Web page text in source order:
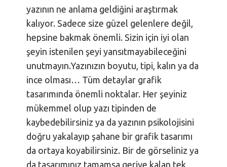
yazının ne anlama geldiğini araştırmak
kalıyor. Sadece size güzel gelenlere değil,
hepsine bakmak önemli. Sizin için iyi olan
şeyin istenilen şeyi yansıtmayabileceğini
unutmayın.Yazınızın boyutu, tipi, kalın ya da
ince olması… Tüm detaylar grafik
tasarımında önemli noktalar. Her şeyiniz
mükemmel olup yazı tipinden de
kaybedebilirsiniz ya da yazının psikolojisini
doğru yakalayıp şahane bir grafik tasarımı
da ortaya koyabilirsiniz. Bir de görseliniz ya
da tasarımınız tamamsa geriye kalan tek